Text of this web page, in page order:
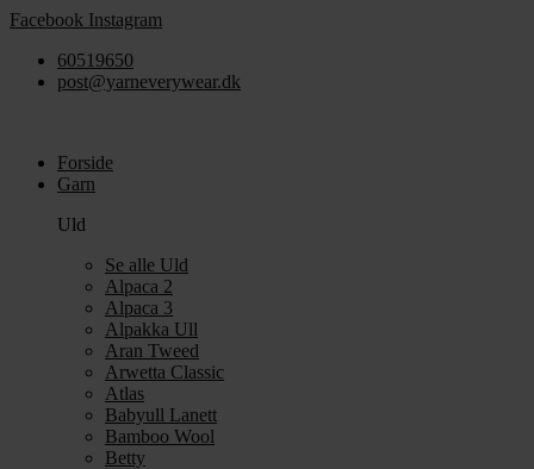
Videre
indhold
Facebook Instagram
60519650
post@yarneverywear.dk
Forside
Garn
Uld
Se alle Uld
Alpaca 2
Alpaca 3
Alpakka Ull
Aran Tweed
Arwetta Classic
Atlas
Babyull Lanett
Bamboo Wool
Betty